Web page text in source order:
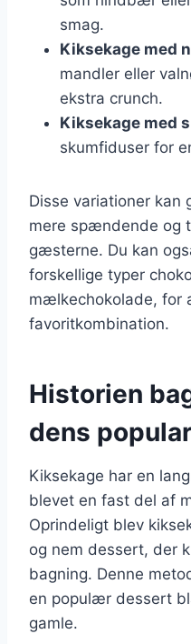
smag.
Kiksekage med
mandler eller
ekstra crunch.
Kiksekage med
skumfiduser for
Disse variationer kan
mere spændende og
gæsterne. Du kan
forskellige typer
mælkechokolade, for
favoritkombination.
Historien
dens
Kiksekage har en
blevet en fast del af
Oprindeligt blev
og nem dessert, der
bagning. Denne
en populær dessert
gamle.